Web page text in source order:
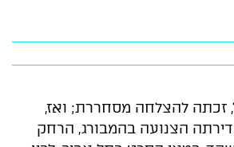
זכתה להצלחה מסחררת; ואז,
הצנועה בהמבורג, הרחק